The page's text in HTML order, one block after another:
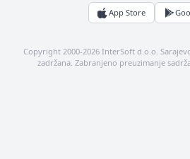
App Store
Copyright 2000-2026 InterSoft d.o.o.
zadržana. Zabranjeno preuzimanje